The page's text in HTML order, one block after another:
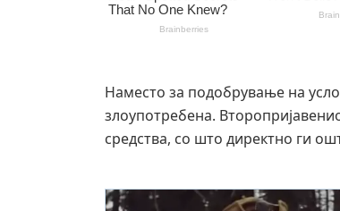
Наместо за подобрување на
злоупотребена.
средства, со што директно ги